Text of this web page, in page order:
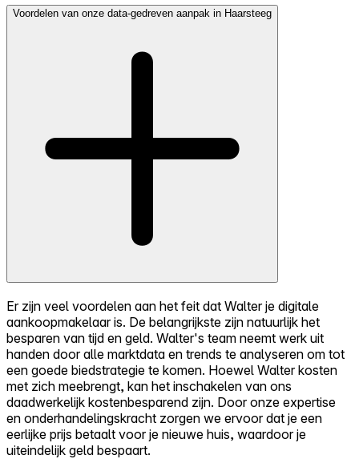
Voordelen van onze data-gedreven aanpak in Haarsteeg
Er zijn veel voordelen aan het feit dat Walter je digitale
aankoopmakelaar is. De belangrijkste zijn natuurlijk het
besparen van tijd en geld. Walter's team neemt werk uit
handen door alle marktdata en trends te analyseren om tot
een goede biedstrategie te komen. Hoewel Walter kosten
met zich meebrengt, kan het inschakelen van ons
daadwerkelijk kostenbesparend zijn. Door onze expertise
en onderhandelingskracht zorgen we ervoor dat je een
eerlijke prijs betaalt voor je nieuwe huis, waardoor je
uiteindelijk geld bespaart.